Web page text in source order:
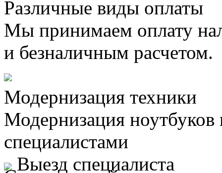
Различные виды оплаты
Мы принимаем оплату
и безналичным расчетом.
Модернизация техники
Модернизация
специалистами
Выезд специалиста